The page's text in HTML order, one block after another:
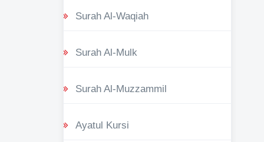
Surah Al-Waqiah
Surah Al-Mulk
Surah Al-Muzzammil
Ayatul Kursi